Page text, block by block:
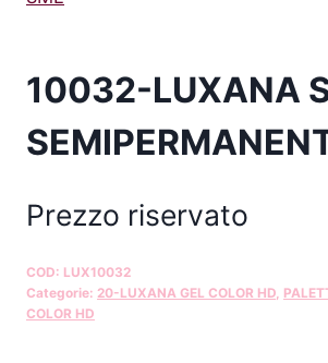
10032-LUXANA
Prezzo riservato
COD: LUX10032
Categorie: 20-LUXANA GEL COLOR HD
COLOR HD